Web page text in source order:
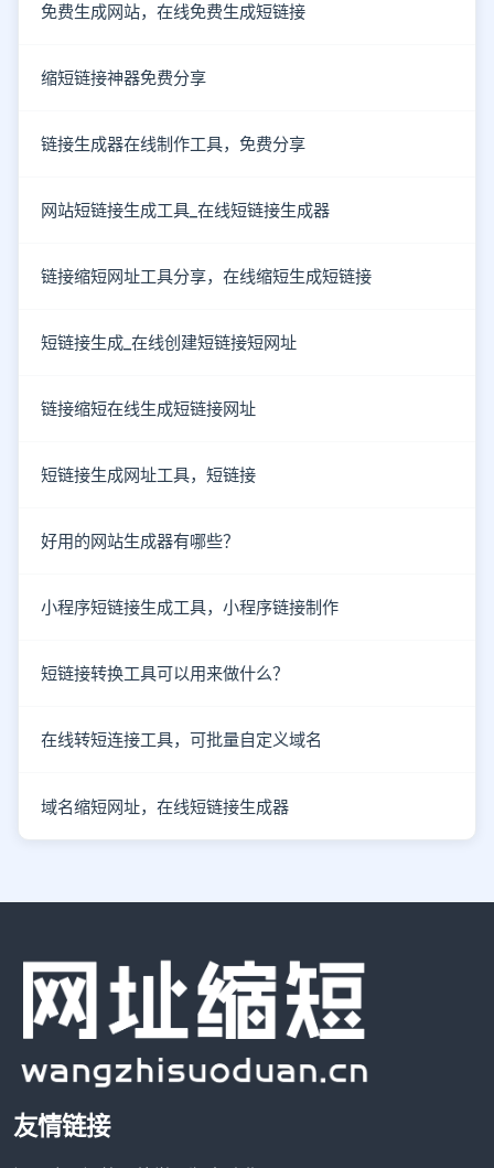
免费生成网站，在线免费生成短链接
缩短链接神器免费分享
链接生成器在线制作工具，免费分享
网站短链接生成工具_在线短链接生成器
链接缩短网址工具分享，在线缩短生成短链接
短链接生成_在线创建短链接短网址
链接缩短在线生成短链接网址
短链接生成网址工具，短链接
好用的网站生成器有哪些？
小程序短链接生成工具，小程序链接制作
短链接转换工具可以用来做什么？
在线转短连接工具，可批量自定义域名
域名缩短网址，在线短链接生成器
友情链接